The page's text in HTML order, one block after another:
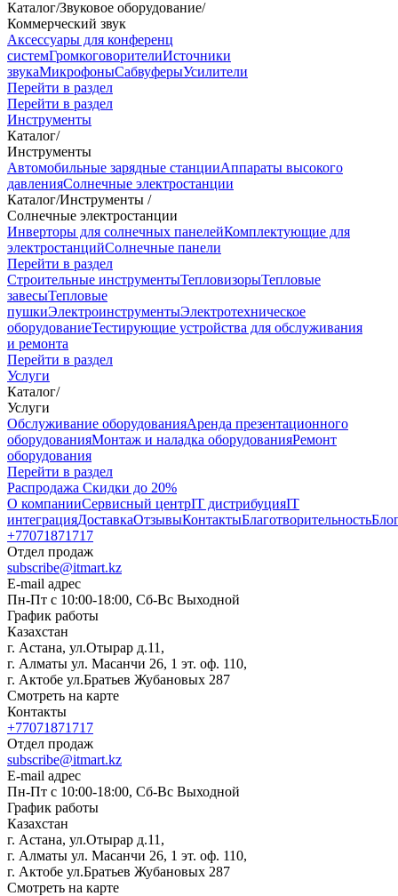
Каталог/Звуковое оборудование/
Коммерческий звук
Аксессуары для конференц
системГромкоговорителиИсточники
звукаМикрофоныСабвуферыУсилители
Перейти в раздел
Перейти в раздел
Инструменты
Каталог/
Инструменты
Автомобильные зарядные станцииАппараты высокого
давленияСолнечные электростанции
Каталог/Инструменты /
Солнечные электростанции
Инверторы для солнечных панелейКомплектующие для
электростанцийСолнечные панели
Перейти в раздел
Строительные инструментыТепловизорыТепловые
завесыТепловые
пушкиЭлектроинструментыЭлектротехническое
оборудованиеТестирующие устройства для обслуживания
и ремонта
Перейти в раздел
Услуги
Каталог/
Услуги
Oбслуживание оборудованияАренда презентационного
оборудованияМонтаж и наладка оборудованияРемонт
оборудования
Перейти в раздел
Распродажа Скидки до 20%
О компанииСервисный центрIT дистрибуцияIT
интеграцияДоставкаОтзывыКонтактыБлаготворительность
+77071871717
Отдел продаж
subscribe@itmart.kz
E-mail адрес
Пн-Пт с 10:00-18:00, Сб-Вс Выходной
График работы
Казахстан
г. Астана, ул.Отырар д.11,
г. Алматы ул. Масанчи 26, 1 эт. оф. 110,
г. Актобе ул.Братьев Жубановых 287
Смотреть на карте
Контакты
+77071871717
Отдел продаж
subscribe@itmart.kz
E-mail адрес
Пн-Пт с 10:00-18:00, Сб-Вс Выходной
График работы
Казахстан
г. Астана, ул.Отырар д.11,
г. Алматы ул. Масанчи 26, 1 эт. оф. 110,
г. Актобе ул.Братьев Жубановых 287
Смотреть на карте